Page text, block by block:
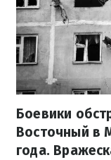
Боевики
Восточный в
года.